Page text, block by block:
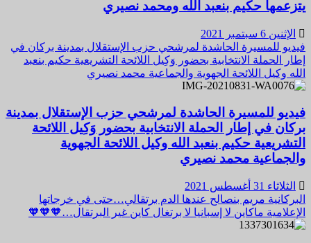
يتزعمها حكيم بنعبد الله ومحمد نصيري
الإثنين 6 سبتمبر 2021
فيديو للمسيرة الحاشدة لمرشحي حزب الإستقلال بمدينة بركان في
إطار الحملة الانتخابية بحضور وَكِيل اللائحة التشريعية حكيم بنعبد
الله وكيل اللائحة الجهوية والجماعية محمد نصيري
فيديو للمسيرة الحاشدة لمرشحي حزب الإستقلال بمدينة
بركان في إطار الحملة الانتخابية بحضور وَكِيل اللائحة
التشريعية حكيم بنعبد الله وكيل اللائحة الجهوية
والجماعية محمد نصيري
الثلاثاء 31 أغسطس 2021
البركانية مريم بنصالح عندها الدم برتقالي…حتى في خرجاتها
الإعلامية ماكاين لا إسبانيا لا برتغال كاين غير البرتقال…🧡🧡🧡